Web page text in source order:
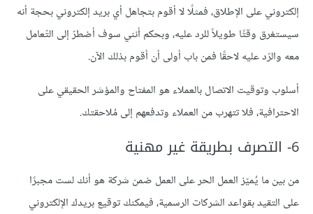
إلكتروني على الإطلاق، فمثلًا لا أقوم بتجاهل أي بريد إلكتروني بحجة أنه
سيستغرق وقتًا طويلاً للرد عليه، وبحكم أنني سوف أضطرّ إلى التّعامل
معه والرّد عليه لاحقًا فمن باب أولى أن أقوم بذلك الآن.
أسلوب وتوقيت الاتصال بالعملاء هو المفتاح والمؤشر الحقيقي على
الاحترافية، فلا تتهرب من العملاء وتدفعهم إلى مُلاحقتك.
6- التصرف بطريقة غير مهنية
من بين ما يُميّز العمل الحر على العمل ضمن شركة هو أنك لست مجبرًا
على التقيد بقواعد الشركات الرسمية، فيمكنك توقيع بريدك الإلكتروني